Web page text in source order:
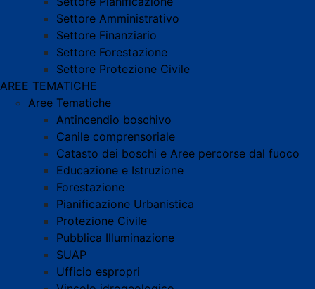
Settore Amministrativo
Settore Finanziario
Settore Forestazione
Settore Protezione Civile
AREE TEMATICHE
Aree Tematiche
Antincendio boschivo
Canile comprensoriale
Catasto dei boschi e Aree percorse dal fuoco
Educazione e Istruzione
Forestazione
Pianificazione Urbanistica
Protezione Civile
Pubblica Illuminazione
SUAP
Ufficio espropri